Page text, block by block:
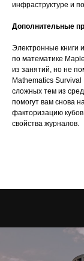
инфраструктуре и
Дополнительные
Электронные книги
по математике
из занятий, но не
Mathematics
сложных тем из
помогут вам снова
факторизацию
свойства журналов.